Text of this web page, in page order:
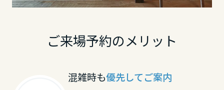
ご来場予約のメリット
混雑時も優先してご案内